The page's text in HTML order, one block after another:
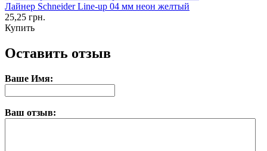
Лайнер Schneider Line-up 04 мм неон желтый
25,25 грн.
Купить
Оставить отзыв
Ваше Имя:
Ваш отзыв: